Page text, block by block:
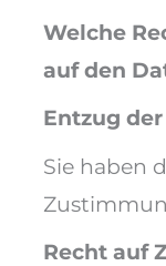
Welche
auf den
Entzug
Sie haben
Recht auf